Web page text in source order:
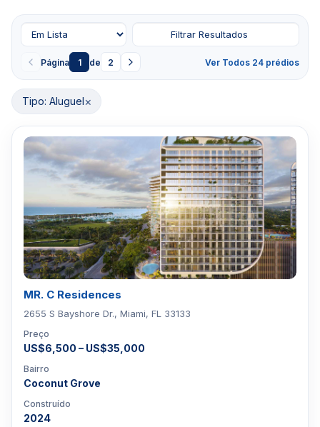
Página 1 de 2 Ver Todos 24 prédios
Filtrar Resultados
Tipo: Aluguel×
MR. C Residences
2655 S Bayshore Dr., Miami, FL 33133
Preço
US$6,500 – US$35,000
Bairro
Coconut Grove
Construído
2024